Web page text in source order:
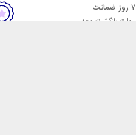
۷ روز ضمانت
مهلت بازگشت وجه